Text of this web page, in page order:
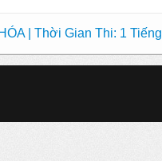
| Thời Gian Thi: 1 Tiếng